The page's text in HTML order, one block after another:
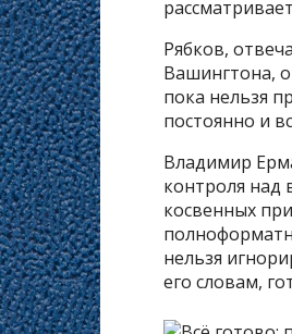
Рябков,
Вашингтона,
пока нельзя
постоянно и
Владимир
контроля над
косвенных
нельзя
его словам,